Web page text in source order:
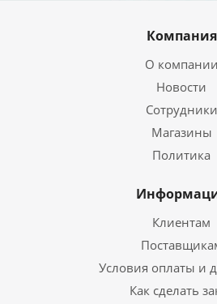
Компания
О компании
Новости
Сотрудники
Магазины
Политика
Клиентам
Условия оплаты и
Как сделать